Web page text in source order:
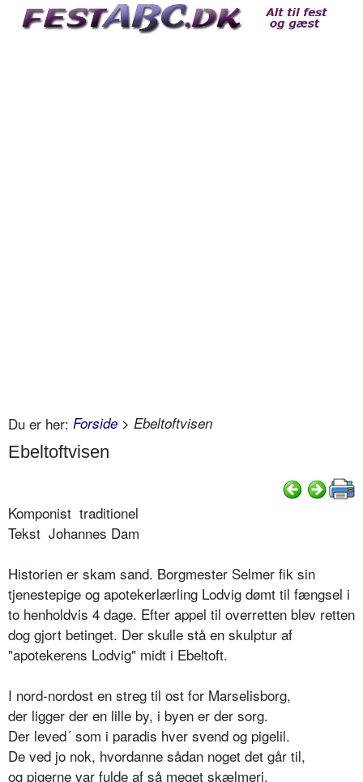
Du er her: Forside > Ebeltoftvisen
Ebeltoftvisen
Komponist traditionel
Tekst Johannes Dam
Historien er skam sand. Borgmester Selmer fik sin
tjenestepige og apotekerlærling Lodvig dømt til fængsel i
to henholdvis 4 dage. Efter appel til overretten blev retten
dog gjort betinget. Der skulle stå en skulptur af
"apotekerens Lodvig" midt i Ebeltoft.
I nord-nordost en streg til ost for Marselisborg,
der ligger der en lille by, i byen er der sorg.
Der leved´ som i paradis hver svend og pigelil.
De ved jo nok, hvordanne sådan noget det går til,
og pigerne var fulde af så meget skælmeri,